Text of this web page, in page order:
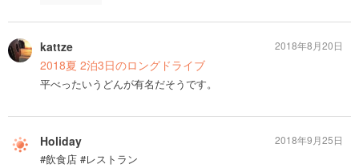
kattze
2018夏 2泊3日のロングドライブ
平べったいうどんが有名だそうです。
2018年8月20日
Holiday
#飲食店 #レストラン
2018年9月25日